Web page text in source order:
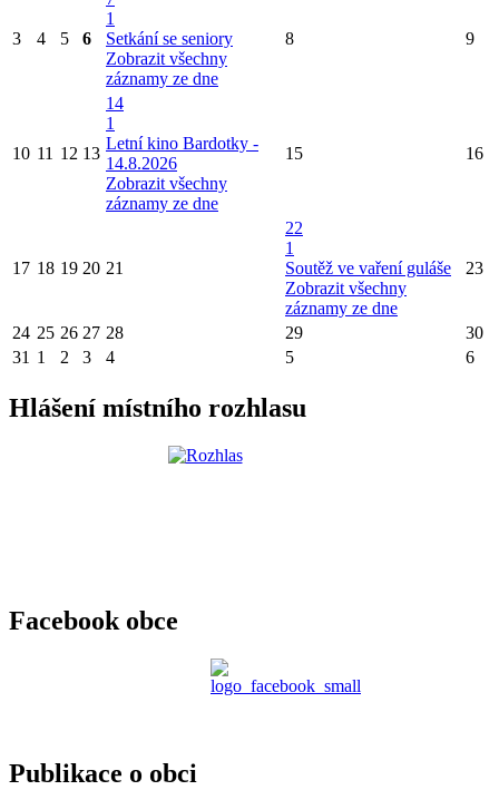
3 4 5 6
1
Setkání se seniory
Zobrazit všechny
záznamy ze dne
8 9
10 11 12 13
14
1
Letní kino Bardotky -
14.8.2026
Zobrazit všechny
záznamy ze dne
15 16
17 18 19 20 21
22
1
Soutěž ve vaření guláše
Zobrazit všechny
záznamy ze dne
23
24 25 26 27 28 29
30
31 1 2 3 4 5 6
Hlášení místního rozhlasu
Facebook obce
Publikace o obci